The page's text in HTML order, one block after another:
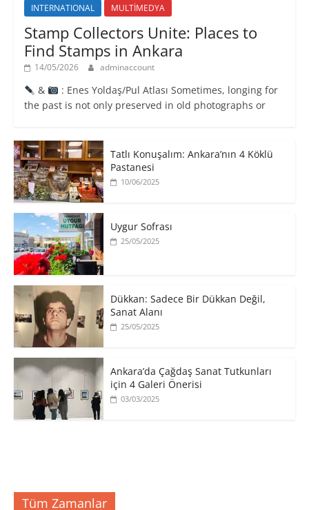
INTERNATIONAL MULTİMEDYA
Stamp Collectors Unite: Places to
Find Stamps in Ankara
14/05/2026 adminaccount
&
: Enes Yoldaş/Pul Atlası Sometimes, longing for
the past is not only preserved in old photographs or
Tatlı Konuşalım: Ankara’nın 4 Köklü
Pastanesi
10/06/2025
Uygur Sofrası
25/05/2025
​Dükkan: Sadece Bir Dükkan Değil,
Sanat Alanı
25/05/2025
Ankara’da Çağdaş Sanat Tutkunları
için 4 Galeri Önerisi
03/03/2025
Tüm Zamanlar